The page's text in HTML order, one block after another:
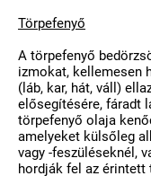
Törpefenyő
A törpefenyő
izmokat, kellemesen
(láb, kar, hát, váll)
elősegítésére, fáradt
törpefenyő olaja
amelyeket külsőleg
vagy -feszüléseknél,
hordják fel az érintett